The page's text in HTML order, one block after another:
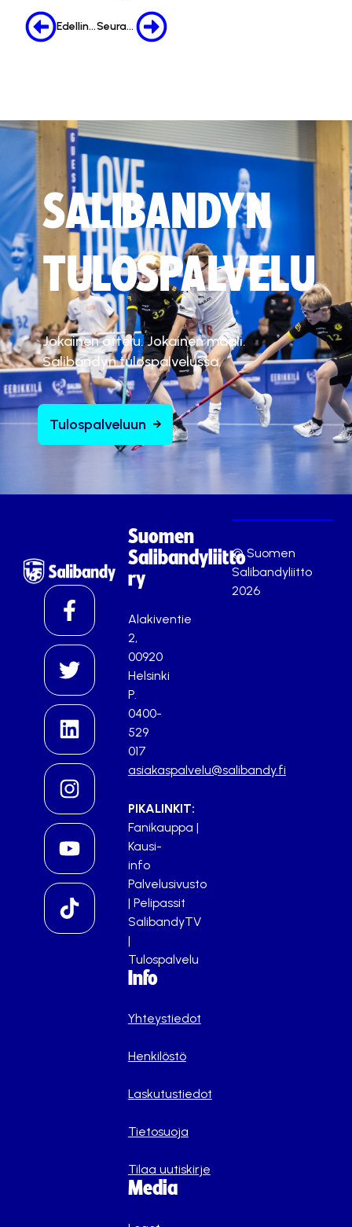
Edellinen Seuraava
SALIBANDYN
TULOSPALVELU
Jokainen ottelu. Jokainen maali.
Salibandyn tulospalvelussa.
Tulospalveluun
Suomen
Salibandyliitto
ry
Alakiventie
2,
00920
Helsinki
P.
0400-
529
017
asiakaspalvelu@salibandy.fi
PIKALINKIT:
Fanikauppa |
Kausi-
info
Palvelusivusto
| Pelipassit
SalibandyTV
|
Tulospalvelu
Info
Yhteystiedot
Henkilöstö
Laskutustiedot
Tietosuoja
Tilaa uutiskirje
Media
© Suomen
Salibandyliitto
2026